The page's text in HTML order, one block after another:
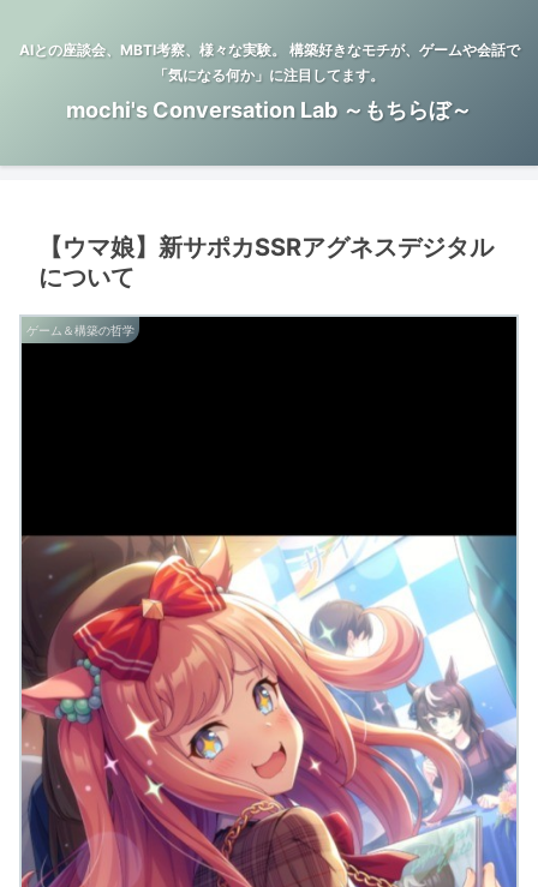
AIとの座談会、MBTI考察、様々な実験。 構築好きなモチが、ゲームや会話で
「気になる何か」に注目してます。
mochi's Conversation Lab ～もちらぼ～
【ウマ娘】新サポカSSRアグネスデジタル
について
ゲーム＆構築の哲学